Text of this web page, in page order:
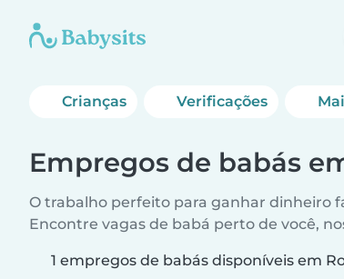
Crianças Verificações
Empregos de babás
O trabalho perfeito para ganhar dinheiro
Encontre vagas de babá perto de você,
1 empregos de babás disponíveis em